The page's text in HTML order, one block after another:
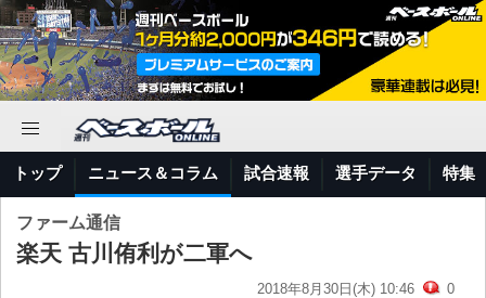
トップ ニュース＆コラム 試合速報 選手データ 特集
ファーム通信
楽天 古川侑利が二軍へ
2018年8月30日(木) 10:46 0